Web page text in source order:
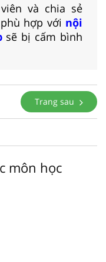
và chia sẻ
hợp với nội
sẽ bị cấm bình
Trang sau
môn học